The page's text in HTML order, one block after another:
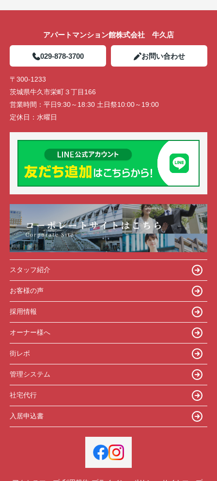
アパートマンション館株式会社 牛久店
029-878-3700 お問い合わせ
〒300-1233
茨城県牛久市栄町３丁目166
営業時間： 平日9:30～18:30 土日祭10:00～19:00
定休日： 水曜日
スタッフ紹介
お客様の声
採用情報
オーナー様へ
街レポ
管理システム
社宅代行
入居申込書